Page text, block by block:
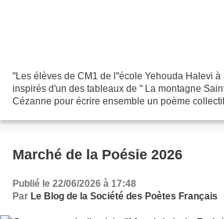
"Les élèves de CM1 de l''école Yehouda Halevi à
inspirés d'un des tableaux de " La montagne
Cézanne pour écrire ensemble un poème
Marché de la Poésie 2026
Publié le 22/06/2026 à 17:48
Par Le Blog de la Société des Poètes Français